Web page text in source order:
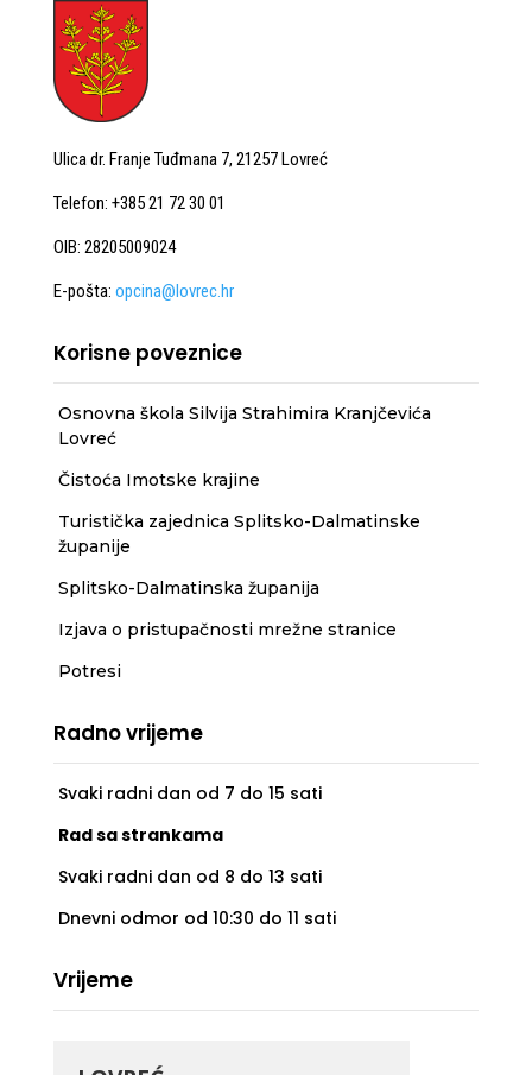
Ulica dr. Franje Tuđmana 7, 21257 Lovreć
Telefon: +385 21 72 30 01
OIB: 28205009024
E-pošta: opcina@lovrec.hr
Korisne poveznice
Osnovna škola Silvija Strahimira Kranjčevića
Lovreć
Čistoća Imotske krajine
Turistička zajednica Splitsko-Dalmatinske
županije
Splitsko-Dalmatinska županija
Izjava o pristupačnosti mrežne stranice
Potresi
Radno vrijeme
Svaki radni dan od 7 do 15 sati
Rad sa strankama
Svaki radni dan od 8 do 13 sati
Dnevni odmor od 10:30 do 11 sati
Vrijeme